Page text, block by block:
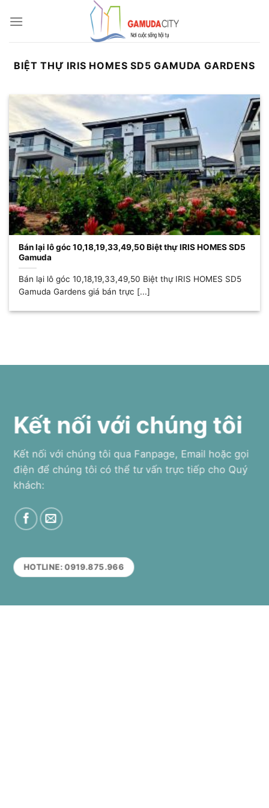
qua
BIỆT THỰ IRIS HOMES SD5 GAMUDA GARDENS
Bán lại lô góc 10,18,19,33,49,50 Biệt thự IRIS HOMES SD5
Gamuda
Bán lại lô góc 10,18,19,33,49,50 Biệt thự IRIS HOMES SD5
Gamuda Gardens giá bán trực [...]
Kết nối với chúng tôi
Kết nối với chúng tôi qua Fanpage, Email hoặc gọi
điện để chúng tôi có thể tư vấn trực tiếp cho Quý
khách:
HOTLINE: 0919.875.966